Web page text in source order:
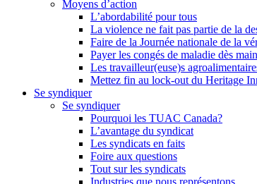
Moyens d’action
L’abordabilité pour tous
La violence ne fait pas partie de la
Faire de la Journée nationale de la
Payer les congés de maladie dès
Les travailleur(euse)s
Mettez fin au lock-out du Heritage
Se syndiquer
Se syndiquer
Pourquoi les TUAC Canada?
L’avantage du syndicat
Les syndicats en faits
Foire aux questions
Tout sur les syndicats